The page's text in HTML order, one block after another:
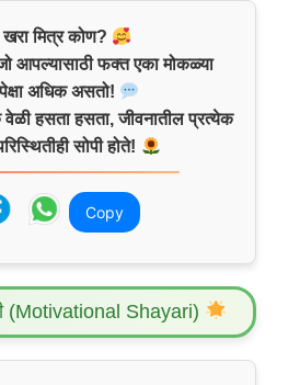
खरा मित्र कोण?
आपल्यासाठी फक्त एका मोकळ्या
अधिक असतो!
वेळी हसता हसता, जीवनातील प्रत्येक
सोपी होते!
Copy
(Motivational Shayari)